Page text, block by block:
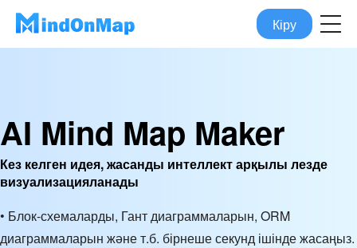
Кіру
AI Mind Map Maker
Кез келген идея, жасанды интеллект арқылы лезде
визуализацияланады
• Блок-схемаларды, Гант диаграммаларын, ORM
диаграммаларын және т.б. бірнеше секунд ішінде жасаңыз.